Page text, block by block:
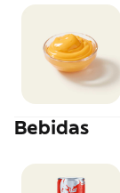
Bebidas